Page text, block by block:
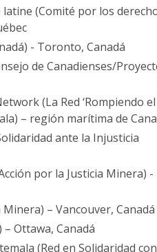
(Comité por los
- Toronto, Canadá
de Canadienses/
(La Red ‘Rompiendo el
– región marítima de
ante la Injusticia
por la Justicia Minera) -
– Vancouver, Canadá
Ottawa, Canadá
(Red en Solidaridad